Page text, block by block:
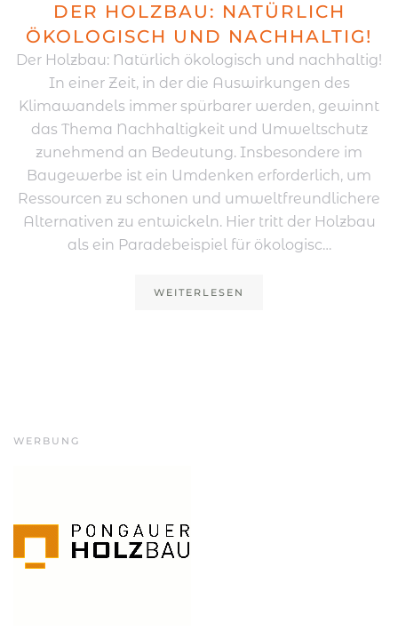
DER HOLZBAU: NATÜRLICH
ÖKOLOGISCH UND NACHHALTIG!
Der Holzbau: Natürlich ökologisch und nachhaltig!
In einer Zeit, in der die Auswirkungen des
Klimawandels immer spürbarer werden, gewinnt
das Thema Nachhaltigkeit und Umweltschutz
zunehmend an Bedeutung. Insbesondere im
Baugewerbe ist ein Umdenken erforderlich, um
Ressourcen zu schonen und umweltfreundlichere
Alternativen zu entwickeln. Hier tritt der Holzbau
als ein Paradebeispiel für ökologisc…
WEITERLESEN
WERBUNG